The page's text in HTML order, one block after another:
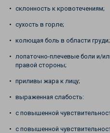
склонность к кровотечениям;
сухость в горле;
колющая боль в области груди;
лопаточно-плечевые боли и/
правой стороны;
приливы жара к лицу;
выраженная слабость:
с повышенной
с повышенной